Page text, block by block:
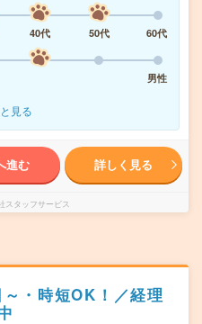
40代 50代
60代
男性
見る
進む 詳しく見る
スタッフサービス
～・時短OK！／経理